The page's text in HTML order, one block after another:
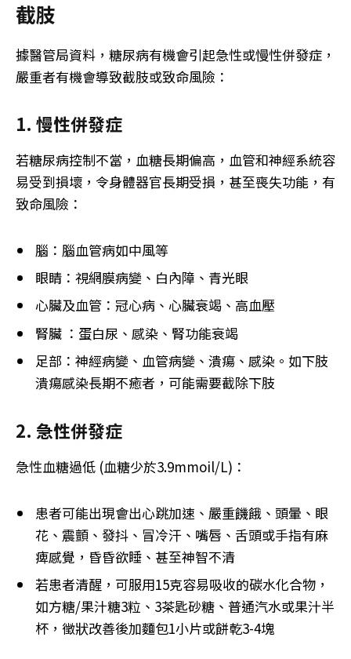
截肢
據醫管局資料，糖尿病有機會引起急性或慢性併發症，
嚴重者有機會導致截肢或致命風險：
1. 慢性併發症
若糖尿病控制不當，血糖長期偏高，血管和神經系統容
易受到損壞，令身體器官長期受損，甚至喪失功能，有
致命風險：
腦：腦血管病如中風等
眼睛：視網膜病變、白內障、青光眼
心臟及血管：冠心病、心臟衰竭、高血壓
腎臟 ：蛋白尿、感染、腎功能衰竭
足部：神經病變、血管病變、潰瘍、感染。如下肢
潰瘍感染長期不癒者，可能需要截除下肢
2. 急性併發症
急性血糖過低 (血糖少於3.9mmoil/L)：
患者可能出現會出心跳加速、嚴重饑餓、頭暈、眼
花、震顫、發抖、冒冷汗、嘴唇、舌頭或手指有麻
痺感覺，昏昏欲睡、甚至神智不清
若患者清醒，可服用15克容易吸收的碳水化合物，
如方糖/果汁糖3粒、3茶匙砂糖、普通汽水或果汁半
杯，徵狀改善後加麵包1小片或餅乾3-4塊